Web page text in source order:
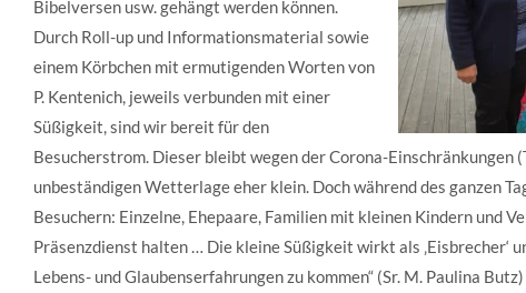
Bibelversen usw. gehängt werden können.
Durch Roll-up und Informationsmaterial sowie
einem Körbchen mit ermutigenden Worten von
P. Kentenich, jeweils verbunden mit einer
Süßigkeit, sind wir bereit für den
Besucherstrom. Dieser bleibt wegen der Corona-
unbeständigen Wetterlage eher klein. Doch während des ganzen
Besuchern: Einzelne, Ehepaare, Familien mit kleinen Kindern und
Präsenzdienst halten … Die kleine Süßigkeit wirkt als ‚Eisbrecher‘
Lebens- und Glaubenserfahrungen zu kommen“ (Sr. M. Paulina Butz)